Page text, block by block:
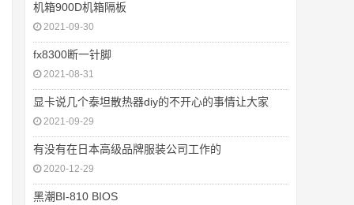
机箱900D机箱隔板
2021-09-30
fx8300断一针脚
2021-08-31
显卡说几个泰坦散热器diy的不开心的事情让大家
2021-09-29
有没有在日本高级品牌服装公司工作的
2020-12-29
黑潮BI-810 BIOS